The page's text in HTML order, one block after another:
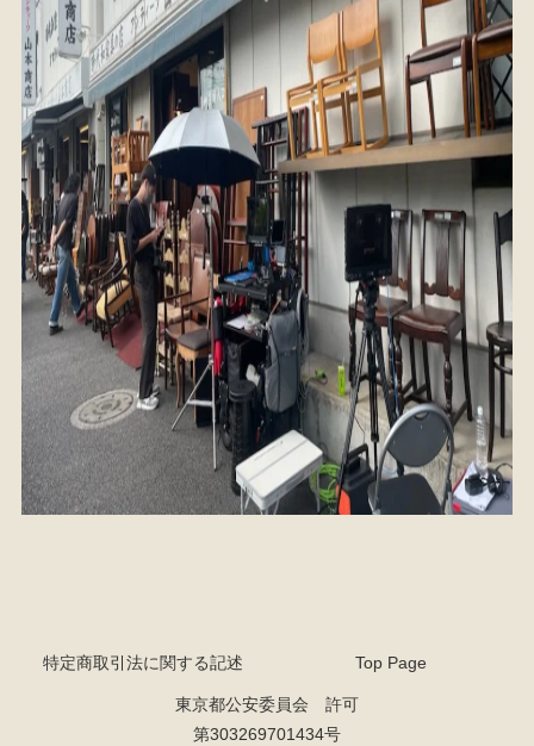
特定商取引法に関する記述 Top Page
東京都公安委員会 許可
第303269701434号
人気の検索キーワード
2678 2729 2905